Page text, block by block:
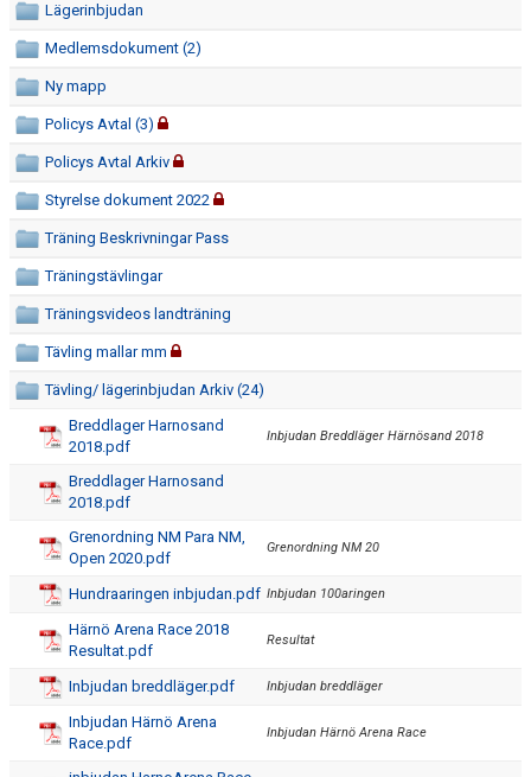
DOKUMENT
TRÄNARE
WEBBSHOP
INTRESSEANMÄLAN
Lägerinbjudan
Medlemsdokument (2)
Ny mapp
Policys Avtal (3)
Policys Avtal Arkiv
Styrelse dokument 2022
Träning Beskrivningar Pass
Träningstävlingar
Träningsvideos landträning
Tävling mallar mm
Tävling/ lägerinbjudan Arkiv (24)
Breddlager Harnosand
2018.pdf
Inbjudan Breddläger Härnösand 2018
Breddlager Harnosand
2018.pdf
Grenordning NM Para NM,
Open 2020.pdf
Grenordning NM 20
Hundraaringen inbjudan.pdf Inbjudan 100aringen
Härnö Arena Race 2018
Resultat.pdf
Resultat
Inbjudan breddläger.pdf Inbjudan breddläger
Inbjudan Härnö Arena
Race.pdf
Inbjudan Härnö Arena Race